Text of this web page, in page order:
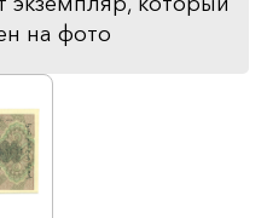
на фото